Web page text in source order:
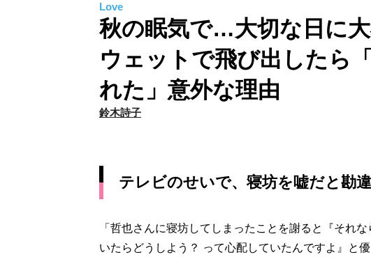
Love
秋の眠気で…大切な日に
ウェットで飛び出したら
れた」意外な理由
鈴木詩子
テレビのせいで、寝坊を嘘だと勘
「哲也さんに寝坊してしまったことを謝ると『それ
いたらどうしよう？ って心配していたんですよ』と